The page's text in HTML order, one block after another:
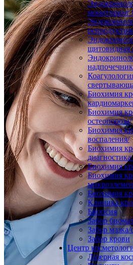
мониторинг
щитовидная
Биохимия
Биохимия
остеопороза/
Биохимия
воспаления/
Биохимия
Биохимия
Биохимия
Биохимия
Клиника
Биопсия
Забор
Забор мазка/
Забор крови
Центр
Лазерная